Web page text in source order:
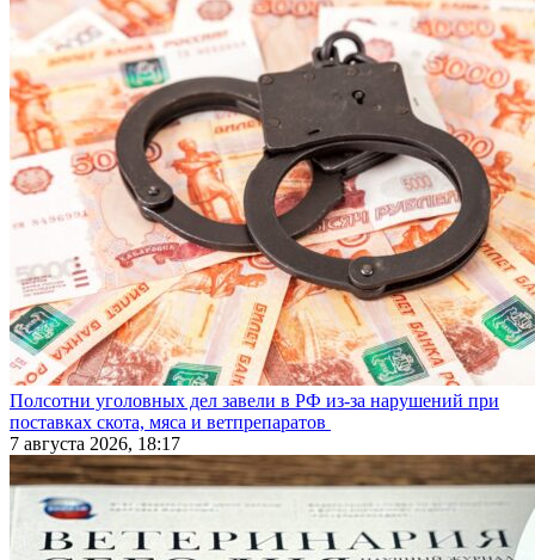
Полсотни уголовных дел завели в РФ из-за нарушений при
поставках скота, мяса и ветпрепаратов
7 августа 2026, 18:17